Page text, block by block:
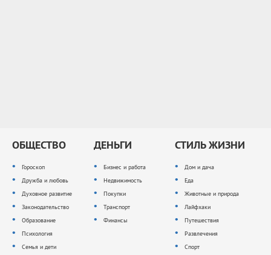
ОБЩЕСТВО
Гороскоп
Дружба и любовь
Духовное развитие
Законодательство
Образование
Психология
Семья и дети
ДЕНЬГИ
Бизнес и работа
Недвижимость
Покупки
Транспорт
Финансы
СТИЛЬ ЖИЗНИ
Дом и дача
Еда
Животные и природа
Лайфхаки
Путешествия
Развлечения
Спорт